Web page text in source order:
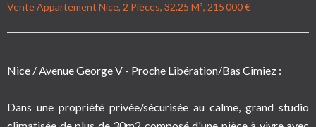
Vente Appartement Nice, 2 Pièces, 32.25 M², 215 000 €
Nice / Avenue George V - Proche Libération/Bas Cimiez :
Dans une propriété privée/sécurisée au calme, grand studio